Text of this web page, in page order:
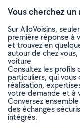
Vous cherchez
Sur AlloVoisins,
première réponse à
et trouvez en
autour de chez
voiture
Consultez les profils
particuliers, qui
réalisation,
votre demande et à
Conversez
des échanges
intégrés.